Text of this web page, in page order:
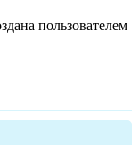
пользователем